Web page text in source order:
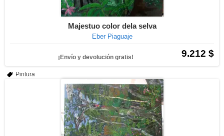
Majestuo color dela selva
Eber Piaguaje
9.212 $
¡Envío y devolución gratis!
Pintura